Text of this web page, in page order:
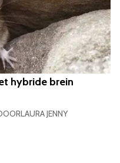
hybride brein
LAURA JENNY